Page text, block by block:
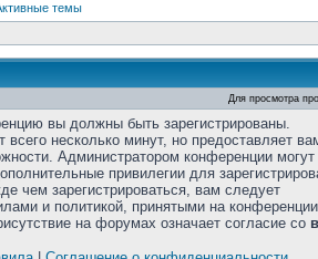
темы
Для просмотра
вы должны быть зарегистрированы.
всего несколько минут, но предоставляет
Администратором конференции
привилегии для
чем зарегистрироваться, вам следует
и политикой, принятыми на
на форумах означает согласие со